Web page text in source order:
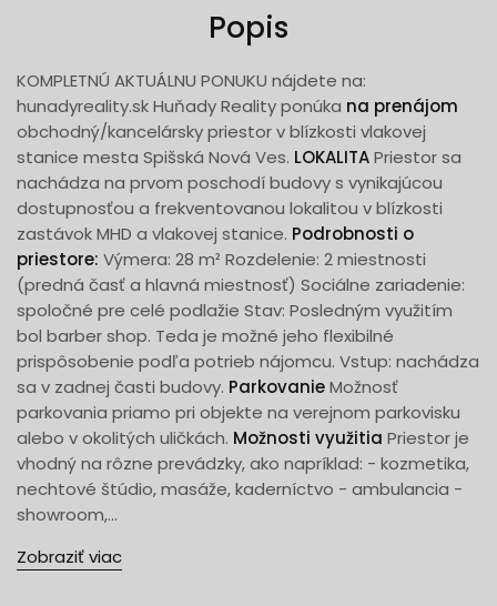
Popis
KOMPLETNÚ AKTUÁLNU PONUKU nájdete na:
hunadyreality.sk Huňady Reality ponúka na prenájom
obchodný/kancelársky priestor v blízkosti vlakovej
stanice mesta Spišská Nová Ves. LOKALITAPriestor sa
nachádza na prvom poschodí budovy s vynikajúcou
dostupnosťou a frekventovanou lokalitou v blízkosti
zastávok MHD a vlakovej stanice. Podrobnosti o
priestore: Výmera: 28 m² Rozdelenie: 2 miestnosti
(predná časť a hlavná miestnosť) Sociálne zariadenie:
spoločné pre celé podlažie Stav: Posledným využitím
bol barber shop. Teda je možné jeho flexibilné
prispôsobenie podľa potrieb nájomcu. Vstup: nachádza
sa v zadnej časti budovy. ParkovanieMožnosť
parkovania priamo pri objekte na verejnom parkovisku
alebo v okolitých uličkách. Možnosti využitia Priestor je
vhodný na rôzne prevádzky, ako napríklad: - kozmetika,
nechtové štúdio, masáže, kaderníctvo - ambulancia -
showroom,...
Zobraziť viac